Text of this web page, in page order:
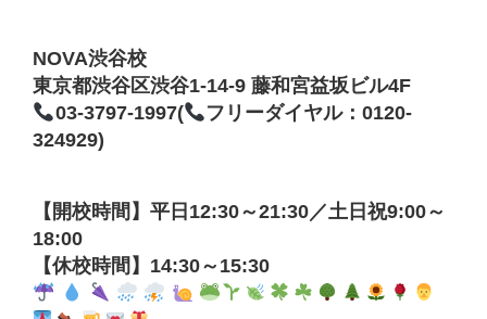
NOVA渋谷校
東京都渋谷区渋谷1-14-9 藤和宮益坂ビル4F
03-3797-1997(
フリーダイヤル：0120-
324929)
【開校時間】 平日12:30～21:30／土日祝9:00～
18:00
【休校時間】 14:30～15:30